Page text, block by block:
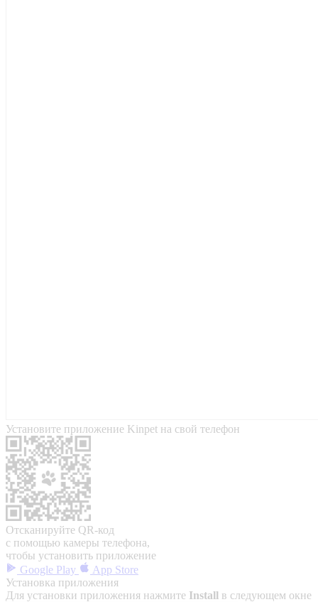
Установите приложение Kinpet на свой телефон
Отсканируйте QR-код
с помощью камеры телефона,
чтобы установить приложение
Google Play
App Store
Установка приложения
Для установки приложения нажмите Install в следующем окне